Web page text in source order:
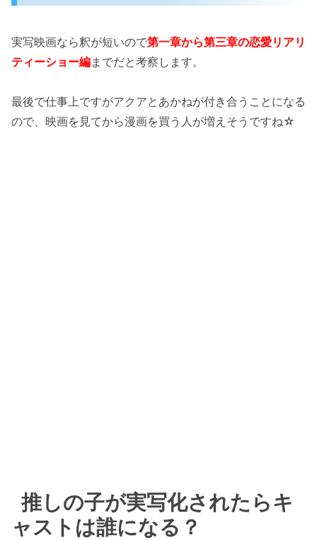
実写映画なら釈が短いので第一章から第三章の恋愛リアリ
ティーショー編までだと考察します。
最後で仕事上ですがアクアとあかねが付き合うことになる
ので、映画を見てから漫画を買う人が増えそうですね☆
推しの子が実写化されたらキ
ャストは誰になる？